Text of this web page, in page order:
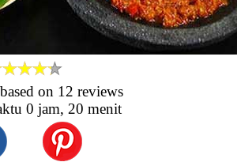
on 12 reviews
0 jam, 20 menit